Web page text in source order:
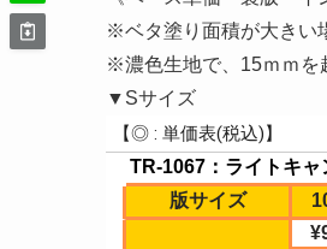
※ベタ塗り面積が大きい
※濃色生地で、15ｍｍを
▼Sサイズ